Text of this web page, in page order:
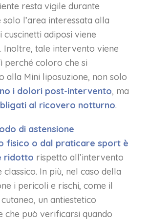
resta vigile durante
solo l’area interessata alla
cuscinetti adiposi viene
Inoltre, tale intervento viene
perché coloro che si
alla Mini liposuzione, non solo
i dolori post-intervento, ma
al ricovero notturno.
di astensione
fisico o dal praticare sport è
ridotto rispetto all’intervento
classico. In più, nel caso della
i pericoli e rischi, come il
un antiestetico
che può verificarsi quando